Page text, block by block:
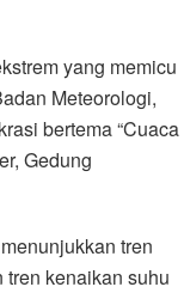
yang memicu
Meteorologi,
bertema “Cuaca
Gedung
tren
kenaikan suhu